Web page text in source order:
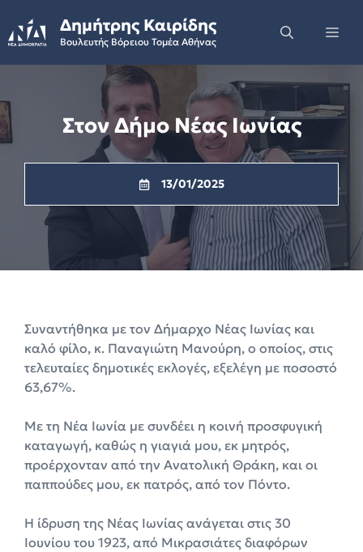
to
content
Δημήτρης Καιρίδης
Βουλευτής Βόρειου Τομέα Αθήνας
Στον Δήμο Νέας Ιωνίας
13/01/2025
Συναντήθηκα με τον Δήμαρχο Νέας Ιωνίας και
καλό φίλο, κ. Παναγιώτη Μανούρη, ο οποίος, στις
τελευταίες δημοτικές εκλογές, εξελέγη με ποσοστό
63,67%.
Με τη Νέα Ιωνία με συνδέει η κοινή προσφυγική
καταγωγή, καθώς η γιαγιά μου, εκ μητρός,
προέρχονταν από την Ανατολική Θράκη, και οι
παππούδες μου, εκ πατρός, από τον Πόντο.
Η ίδρυση της Νέας Ιωνίας ανάγεται στις 30
Ιουνίου του 1923, από Μικρασιάτες διαφόρων